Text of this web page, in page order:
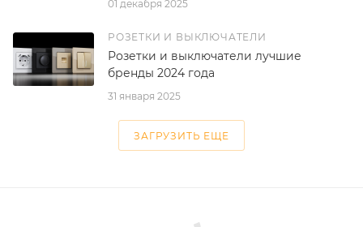
01 декабря 2025
РОЗЕТКИ И ВЫКЛЮЧАТЕЛИ
31 января 2025
Розетки и выключатели лучшие
бренды 2024 года
ЗАГРУЗИТЬ ЕЩЕ